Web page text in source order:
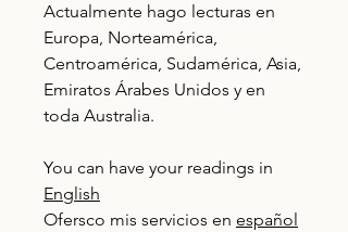
Actualmente hago lecturas en
Europa, Norteamérica,
Centroamérica, Sudamérica, Asia,
Emiratos Árabes Unidos y en
toda Australia.
You can have your readings in
English
Ofersco mis servicios en español